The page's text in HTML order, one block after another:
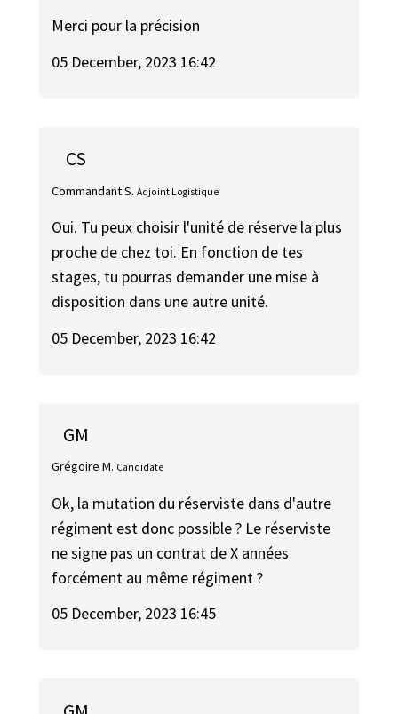
Merci pour la précision
05 December, 2023 16:42
CS
Commandant S. Adjoint Logistique
Oui. Tu peux choisir l'unité de réserve la plus
proche de chez toi. En fonction de tes
stages, tu pourras demander une mise à
disposition dans une autre unité.
05 December, 2023 16:42
GM
Grégoire M. Candidate
Ok, la mutation du réserviste dans d'autre
régiment est donc possible ? Le réserviste
ne signe pas un contrat de X années
forcément au même régiment ?
05 December, 2023 16:45